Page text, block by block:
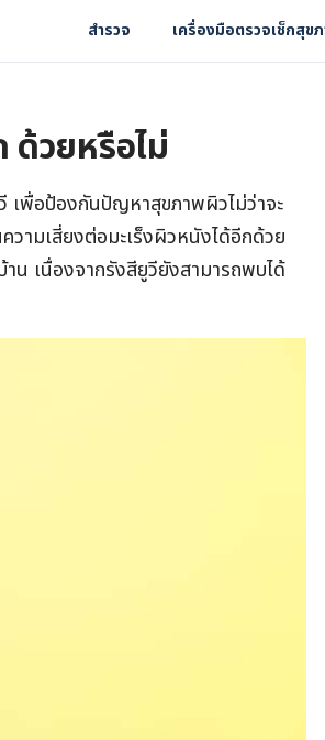
สำรวจ เครื่องมือตรวจเช็กสุข
ด้วยหรือไม่
เพื่อป้องกันปัญหาสุขภาพผิวไม่ว่าจะ
ามเสี่ยงต่อมะเร็งผิวหนังได้อีกด้วย
น เนื่องจากรังสียูวียังสามารถพบได้